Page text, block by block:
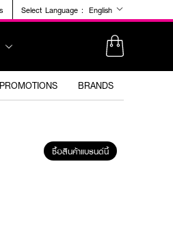
Select Language : English
PROMOTIONS BRANDS
ซื้อสินค้าแบรนด์นี้